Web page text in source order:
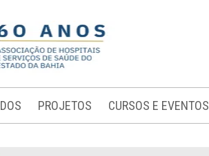
PROJETOS CURSOS E EVENTOS